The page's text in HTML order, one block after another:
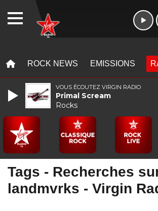
ROCK NEWS EMISSIONS
Tags - Recherches
landmvrks - Virgin
VOUS ÉCOUTEZ VIRGIN RADIO
Primal Scream
Rocks
WEBRADIO